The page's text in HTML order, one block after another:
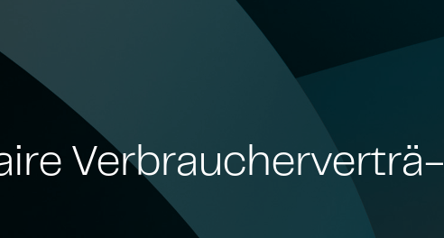
Ver­brau­cher­ver­trä­